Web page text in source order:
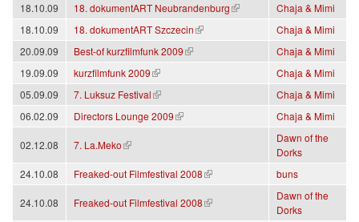
18.10.09
18. dokumentART Neubrandenburg
(link is external)
Chaja & Mimi
18.10.09
18. dokumentART Szczecin
(link is external)
Chaja & Mimi
20.09.09
Best-of kurzfilmfunk 2009
(link is external)
Chaja & Mimi
19.09.09
kurzfilmfunk 2009
(link is external)
Chaja & Mimi
05.09.09
7. Luksuz Festival
(link is external)
Chaja & Mimi
06.02.09
Directors Lounge 2009
(link is external) Chaja & Mimi
02.12.08 7. La.Meko
(link is external)
Dawn of the
Dorks
24.10.08
Freaked-out Filmfestival 2008
(link is external) buns
24.10.08 Freaked-out Filmfestival 2008
(link is external)
Dawn of the
Dorks